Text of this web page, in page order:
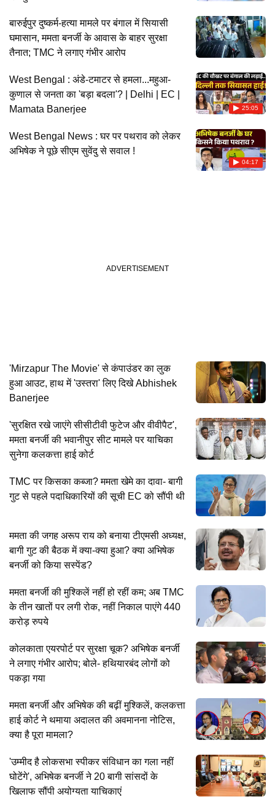
बारुईपुर दुष्कर्म-हत्या मामले पर बंगाल में सियासी
घमासान, ममता बनर्जी के आवास के बाहर सुरक्षा
तैनात; TMC ने लगाए गंभीर आरोप
25:05
West Bengal : अंडे-टमाटर से हमला...महुआ-
कुणाल से जनता का 'बड़ा बदला'? | Delhi | EC |
Mamata Banerjee
04:17
West Bengal News : घर पर पथराव को लेकर
अभिषेक ने पूछे सीएम सुवेंदु से सवाल !
'Mirzapur The Movie' से कंपाउंडर का लुक
हुआ आउट, हाथ में 'उस्तरा' लिए दिखे Abhishek
Banerjee
'सुरक्षित रखे जाएंगे सीसीटीवी फुटेज और वीवीपैट',
ममता बनर्जी की भवानीपुर सीट मामले पर याचिका
सुनेगा कलकत्ता हाई कोर्ट
TMC पर किसका कब्जा? ममता खेमे का दावा- बागी
गुट से पहले पदाधिकारियों की सूची EC को सौंपी थी
ममता की जगह अरूप राय को बनाया टीएमसी अध्यक्ष,
बागी गुट की बैठक में क्या-क्या हुआ? क्या अभिषेक
बनर्जी को किया सस्पेंड?
ममता बनर्जी की मुश्किलें नहीं हो रहीं कम; अब TMC
के तीन खातों पर लगी रोक, नहीं निकाल पाएंगे 440
करोड़ रुपये
कोलकाता एयरपोर्ट पर सुरक्षा चूक? अभिषेक बनर्जी
ने लगाए गंभीर आरोप; बोले- हथियारबंद लोगों को
पकड़ा गया
ममता बनर्जी और अभिषेक की बढ़ीं मुश्किलें, कलकत्ता
हाई कोर्ट ने थमाया अदालत की अवमानना नोटिस,
क्या है पूरा मामला?
'उम्मीद है लोकसभा स्पीकर संविधान का गला नहीं
घोटेंगे', अभिषेक बनर्जी ने 20 बागी सांसदों के
खिलाफ सौंपी अयोग्यता याचिकाएं